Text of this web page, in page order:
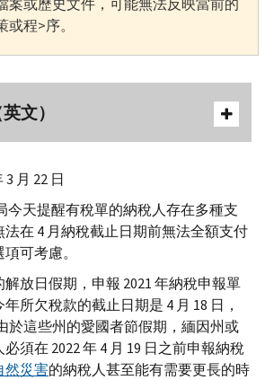
程>序。
文）
3 月 22 日
今天提醒有稅單的納稅人存在多種支
在 4 月納稅截止日期前無法全額支付
可考慮。
放日假期，申報 2021 年納稅申報單
所欠稅款的截止日期是 4 月 18 日，
於這些州的愛國者節假期，緬因州或
須在 2022 年 4 月 19 日之前申報納稅
然災害的納稅人甚至能有需要更長的時